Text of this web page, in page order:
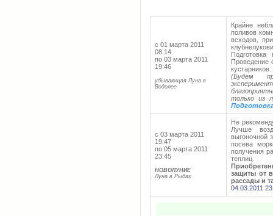
с 01 марта 2011
08:14
по 03 марта 2011
19:46
убывающая Луна в
Водолее
Крайне
поливов
всходов,
Проведение
(Будем
только из
с 03 марта 2011
19:47
по 05 марта 2011
23:45
НОВОЛУНИЕ
Луна в Рыбах
Не
Лучше
выгоночной
посева
получения
теплиц.
защиты от
рассады и
04.03.2011